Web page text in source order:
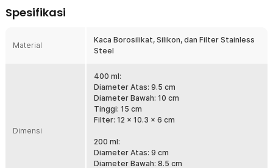
menampung hasil seduhan dengan baik. Hasil seduhannya khas,
(acidity) dan rasa manis yang jelas.
Lengkap dengan Filter
membutuhkan filter kopi. Namun, tidak perlu bingung karena
pembelian coffee server chemex ini sudah termasuk filter. Filter
terbuat dari stainless steel sehingga dapat digunakan berulang kali.
Material Tahan Panas
Anda dapat menuangkan air panas tanpa khawatir karena coffee
server chemex terbuat dari kaca borosilikat yang tahan panas.
Selain itu, material kaca memastikan hasil seduhan tetap murni
tanpa kontaminasi aroma atau bahan berbahaya.
Spesifikasi
Material
Kaca Borosilikat, Silikon, dan Filter Stainless
Steel
Dimensi
400 ml:
Diameter Atas: 9.5 cm
Diameter Bawah: 10 cm
Tinggi: 15 cm
Filter: 12 x 10.3 x 6 cm
200 ml:
Diameter Atas: 9 cm
Diameter Bawah: 8.5 cm